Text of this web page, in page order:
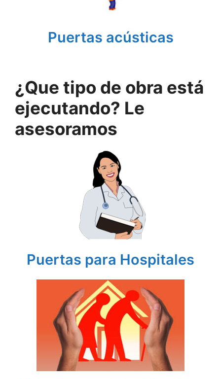
Puertas acústicas
¿Que tipo de obra está
ejecutando? Le
asesoramos
Puertas para Hospitales